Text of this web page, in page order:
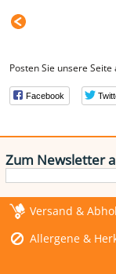
Posten Sie unsere Seite
Facebook
Zum Newsletter
Versand &
Allergene &